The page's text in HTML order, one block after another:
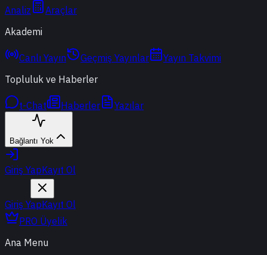
Analiz
Araçlar
Akademi
Canlı Yayın Geçmiş Yayınlar
Yayın Takvimi
Topluluk ve Haberler
t-Chat Haberler Yazılar
Bağlantı Yok
Giriş YapKayıt Ol
Giriş YapKayıt Ol
PRO Üyelik
Ana Menu